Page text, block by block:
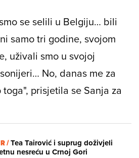
se selili u Belgiju… bili
samo tri godine, svojom
uživali smo u svojoj
No, danas me za
prisjetila se Sanja za
/Tea Tairović i suprug doživjeli
nesreću u Crnoj Gori